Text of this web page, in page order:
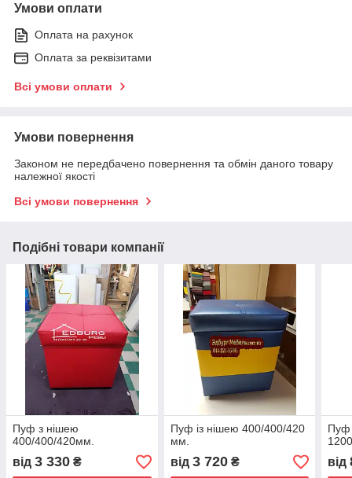
Умови оплати
Оплата на рахунок
Оплата за реквізитами
Всі умови оплати
Умови повернення
Законом не передбачено повернення та обмін даного товару
належної якості
Всі умови повернення
Подібні товари компанії
Пуф з нішею
400/400/420мм.
від 3 330 ₴
Пуф із нішею 400/400/420
мм.
від 3 720₴
Пуф
від